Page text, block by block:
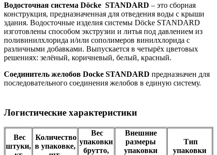
Водосточная система Döcke STANDARD – это сборная
конструкция, предназначенная для отведения воды с крыши
здания. Водосточные изделия системы Döcke STANDARD
изготовлены способом экструзии и литья под давлением из
поливинилхлорида и/или сополимеров винилхлорида с
различными добавками. Выпускается в четырёх цветовых
решениях: зелёный, коричневый, белый, красный.
Соединитель желобов Docke STANDARD предназначен для
последовательного соединения желобов в единую систему.
Логистические характеристики
Вес
штуки,
Количество
в упаковке,
Вес
упаковки
брутто,
Внешние
размеры
упаковки
Тип
упаковки